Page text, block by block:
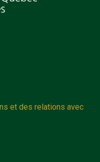
et des relations avec